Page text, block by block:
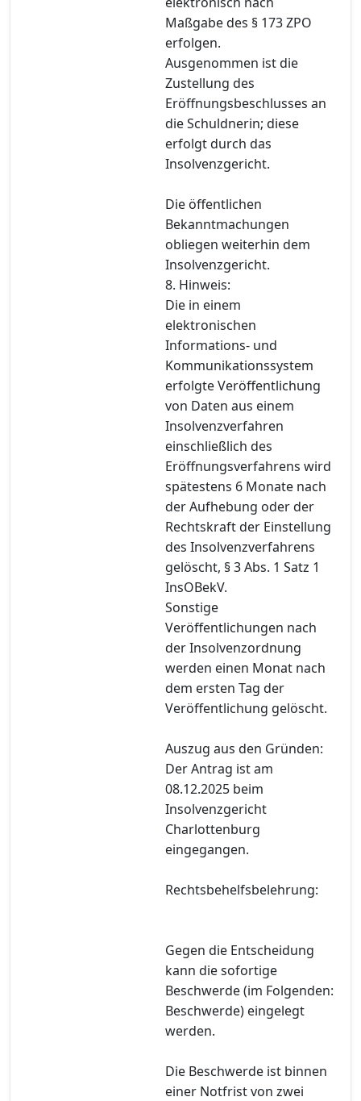
Maßgabe des § 173 ZPO
erfolgen.
Ausgenommen ist die
Zustellung des
Eröffnungsbeschlusses an
die Schuldnerin; diese
erfolgt durch das
Insolvenzgericht.
Die öffentlichen
Bekanntmachungen
obliegen weiterhin dem
Insolvenzgericht.
8. Hinweis:
Die in einem
elektronischen
Informations- und
Kommunikationssystem
erfolgte Veröffentlichung
von Daten aus einem
Insolvenzverfahren
einschließlich des
Eröffnungsverfahrens wird
spätestens 6 Monate nach
der Aufhebung oder der
Rechtskraft der Einstellung
des Insolvenzverfahrens
gelöscht, § 3 Abs. 1 Satz 1
InsOBekV.
Sonstige
Veröffentlichungen nach
der Insolvenzordnung
werden einen Monat nach
dem ersten Tag der
Veröffentlichung gelöscht.
Auszug aus den Gründen:
Der Antrag ist am
08.12.2025 beim
Insolvenzgericht
Charlottenburg
eingegangen.
Rechtsbehelfsbelehrung:
Gegen die Entscheidung
kann die sofortige
Beschwerde (im Folgenden:
Beschwerde) eingelegt
werden.
Die Beschwerde ist binnen
einer Notfrist von zwei